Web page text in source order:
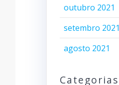
outubro 2021
setembro 2021
agosto 2021
Categorias